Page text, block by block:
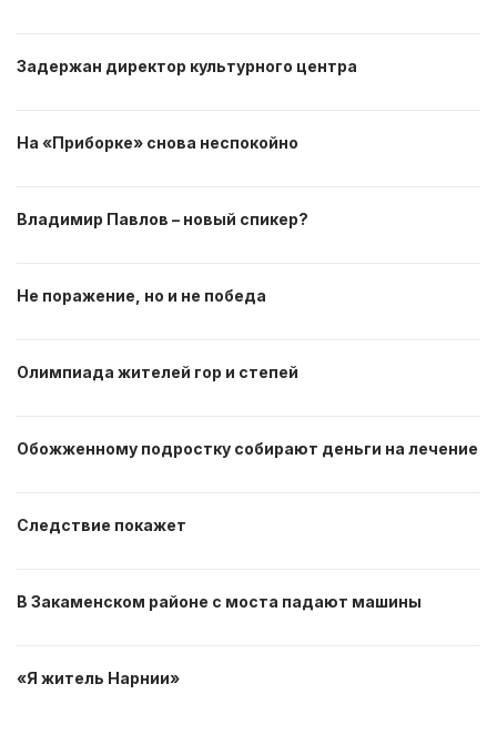
Задержан директор культурного центра
На «Приборке» снова неспокойно
Владимир Павлов – новый спикер?
Не поражение, но и не победа
Олимпиада жителей гор и степей
Обожженному подростку собирают деньги на лечение
Следствие покажет
В Закаменском районе с моста падают машины
«Я житель Нарнии»